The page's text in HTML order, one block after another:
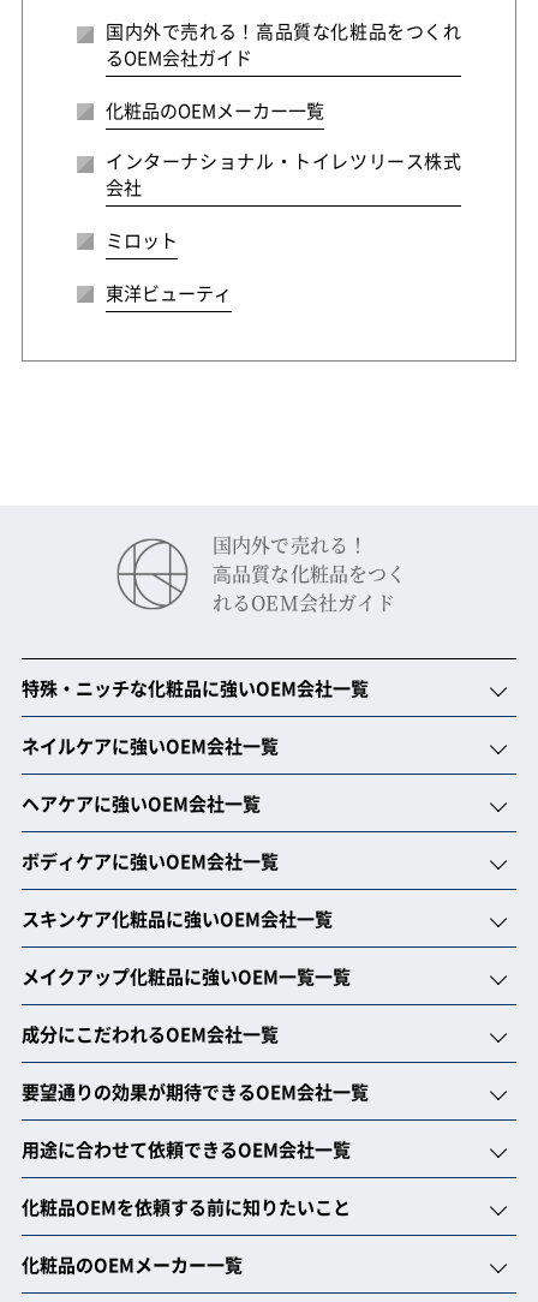
国内外で売れる！高品質な化粧品をつくれ
るOEM会社ガイド
化粧品のOEMメーカー一覧
インターナショナル・トイレツリース株式
会社
ミロット
東洋ビューティ
国内外で売れる！
⾼品質な化粧品をつく
れるOEM会社ガイド
特殊・ニッチな化粧品に強いOEM会社一覧
ネイルケアに強いOEM会社一覧
ヘアケアに強いOEM会社一覧
ボディケアに強いOEM会社一覧
スキンケア化粧品に強いOEM会社一覧
メイクアップ化粧品に強いOEM一覧一覧
成分にこだわれるOEM会社一覧
要望通りの効果が期待できるOEM会社一覧
用途に合わせて依頼できるOEM会社一覧
化粧品OEMを依頼する前に知りたいこと
化粧品のOEMメーカー一覧